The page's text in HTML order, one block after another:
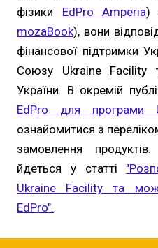
фізики EdPro Amperia)
mozaBook), вони
фінансової підтримки
Союзу Ukraine
України. В окремій
EdPro для програми
ознайомитися з
замовлення
йдеться у статті
Ukraine Facility та
EdPro".